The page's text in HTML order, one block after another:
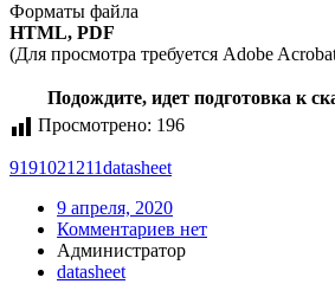
Форматы файла
HTML, PDF
(Для просмотра требуется Adobe
Подождите, идет подготовка к
Просмотрено: 196
9191021211datasheet
9 апреля, 2020
Комментариев нет
Администратор
datasheet